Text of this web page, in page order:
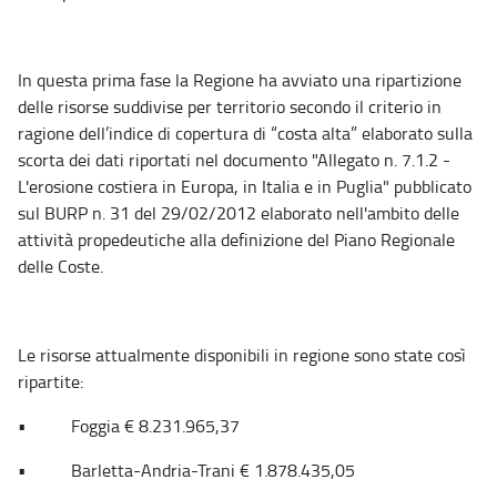
In questa prima fase la Regione ha avviato una ripartizione
delle risorse suddivise per territorio secondo il criterio in
ragione dell’indice di copertura di “costa alta” elaborato sulla
scorta dei dati riportati nel documento "Allegato n. 7.1.2 -
L'erosione costiera in Europa, in Italia e in Puglia" pubblicato
sul BURP n. 31 del 29/02/2012 elaborato nell'ambito delle
attività propedeutiche alla definizione del Piano Regionale
delle Coste.
Le risorse attualmente disponibili in regione sono state così
ripartite:
• Foggia € 8.231.965,37
• Barletta-Andria-Trani € 1.878.435,05